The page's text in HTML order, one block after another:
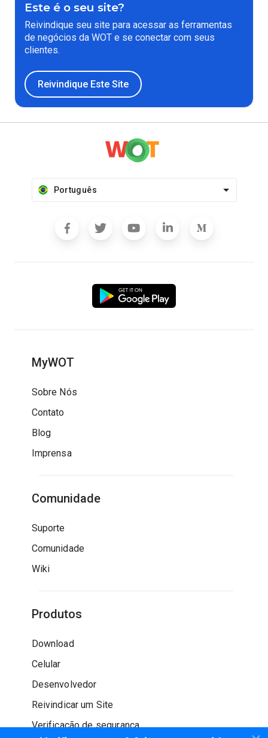
Este é o seu site?
Reivindique seu site para acessar as ferramentas
de negócios da WOT e se conectar com seus
clientes.
Reivindique Este Site
Português
MyWOT
Sobre Nós
Contato
Blog
Imprensa
Comunidade
Suporte
Comunidade
Wiki
Produtos
Download
Celular
Desenvolvedor
Reivindicar um Site
Verificação de segurança